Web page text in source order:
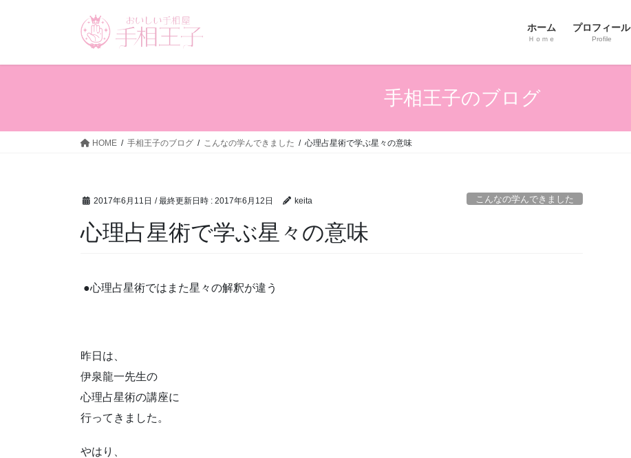
ホーム
Ｈｏｍｅ
プロフィール
Profile
手相王子のブログ
HOME 手相王子のブログ こんなの学んできました 心理占星術で学ぶ星々の意味
2017年6月11日 / 最終更新日時 : 2017年6月12日 keita こんなの学んできました
心理占星術で学ぶ星々の意味
●心理占星術ではまた星々の解釈が違う
昨日は、
伊泉龍一先生の
心理占星術の講座に
行ってきました。
やはり、